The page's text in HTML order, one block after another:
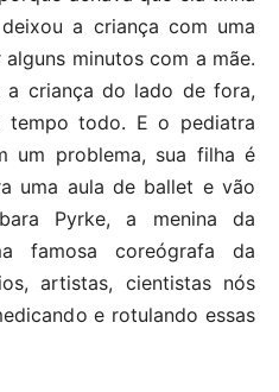
a criança com uma
minutos com a mãe.
a criança do lado de fora,
tempo todo. E o pediatra
um problema, sua filha é
uma aula de ballet e vão
Pyrke, a menina da
famosa coreógrafa da
artistas, cientistas nós
e rotulando essas